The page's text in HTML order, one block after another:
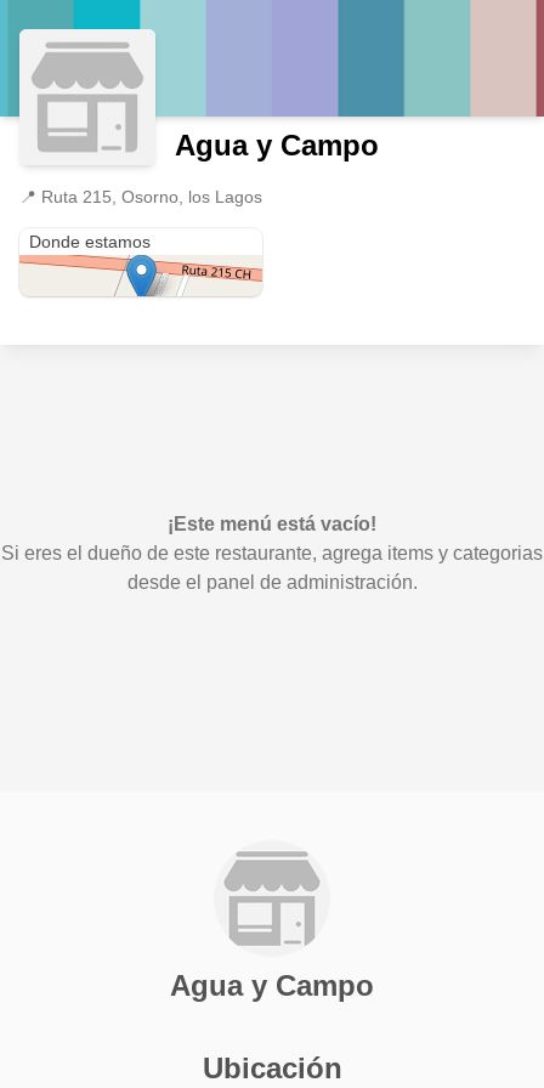
Agua y Campo
📍 Ruta 215, Osorno, los Lagos
Donde estamos
¡Este menú está vacío!
Si eres el dueño de este restaurante, agrega items y categorias
desde el panel de administración.
Agua y Campo
Ubicación